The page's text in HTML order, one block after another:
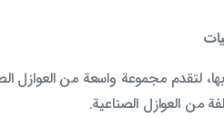
لتقدم مجموعة واسعة من
من العوازل الصناعية.